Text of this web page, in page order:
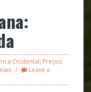
Ocidental, Preços
Leave a